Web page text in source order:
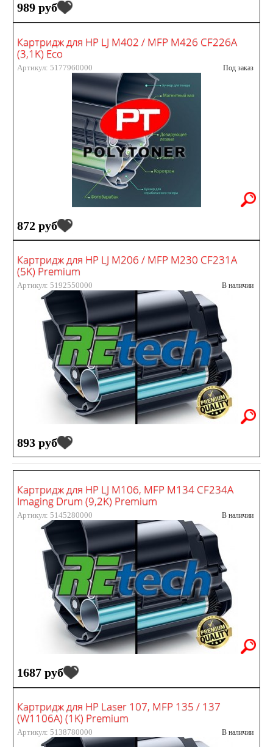
989 руб
Картридж для HP LJ M402 / MFP M426 CF226A
(3,1K) Eco
Артикул: 5177960000 Под заказ
872 руб
Картридж для HP LJ M206 / MFP M230 CF231A
(5K) Premium
Артикул: 5192550000 В наличии
893 руб
Картридж для HP LJ M106, MFP M134 CF234A
Imaging Drum (9,2K) Premium
Артикул: 5145280000 В наличии
1687 руб
Картридж для HP Laser 107, MFP 135 / 137
(W1106A) (1K) Premium
Артикул: 5138780000 В наличии